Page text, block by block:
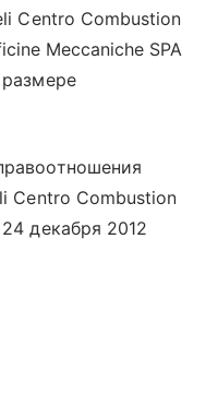
Centro Combustion
Meccaniche SPA
Centro Combustion
декабря 2012